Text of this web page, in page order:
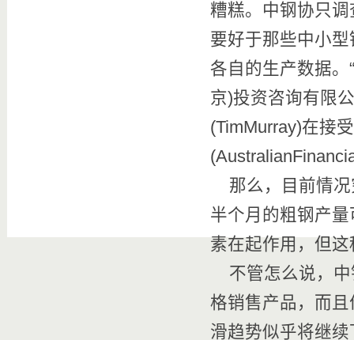
糟糕。中钢协只
要好于那些中小
各自的生产数据。
京)投资咨询有限
(TimMurray)在接
那么，目前情况
半个月的粗钢产
素在起作用，但
不管怎么说，中
格销售产品，而
滑趋势似乎将继